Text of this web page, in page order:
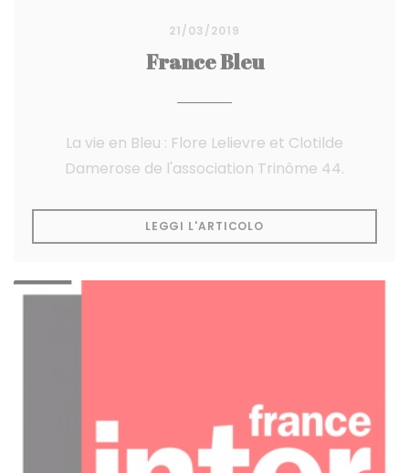
21/03/2019
France Bleu
La vie en Bleu : Flore Lelievre et Clotilde
Damerose de l'association Trinôme 44.
LEGGI L'ARTICOLO